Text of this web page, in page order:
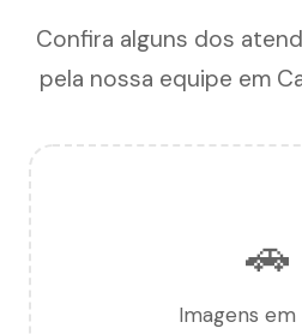
Confira alguns dos
pela nossa equipe em
🚗
Imagens